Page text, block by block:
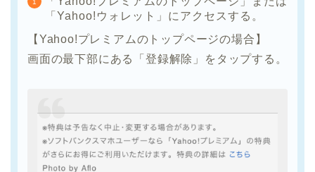
「Yahoo!ウォレット」にアクセスする。
【Yahoo!プレミアムのトップページの場合】
画面の最下部にある「登録解除」をタップする。